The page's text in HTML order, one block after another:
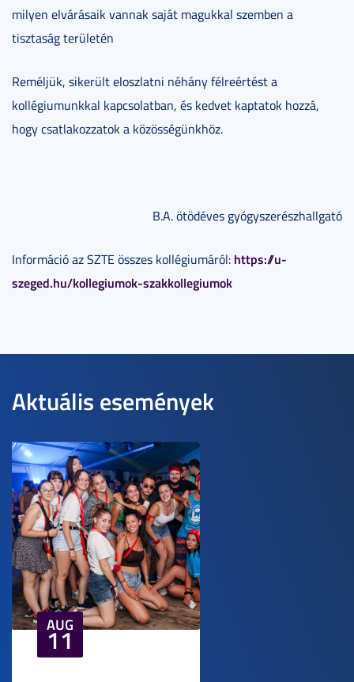
milyen elvárásaik vannak saját magukkal szemben a
tisztaság területén
Reméljük, sikerült eloszlatni néhány félreértést a
kollégiumunkkal kapcsolatban, és kedvet kaptatok hozzá,
hogy csatlakozzatok a közösségünkhöz.
B.A. ötödéves gyógyszerészhallgató
Információ az SZTE összes kollégiumáról: https://u-
szeged.hu/kollegiumok-szakkollegiumok
Aktuális események
AUG
11